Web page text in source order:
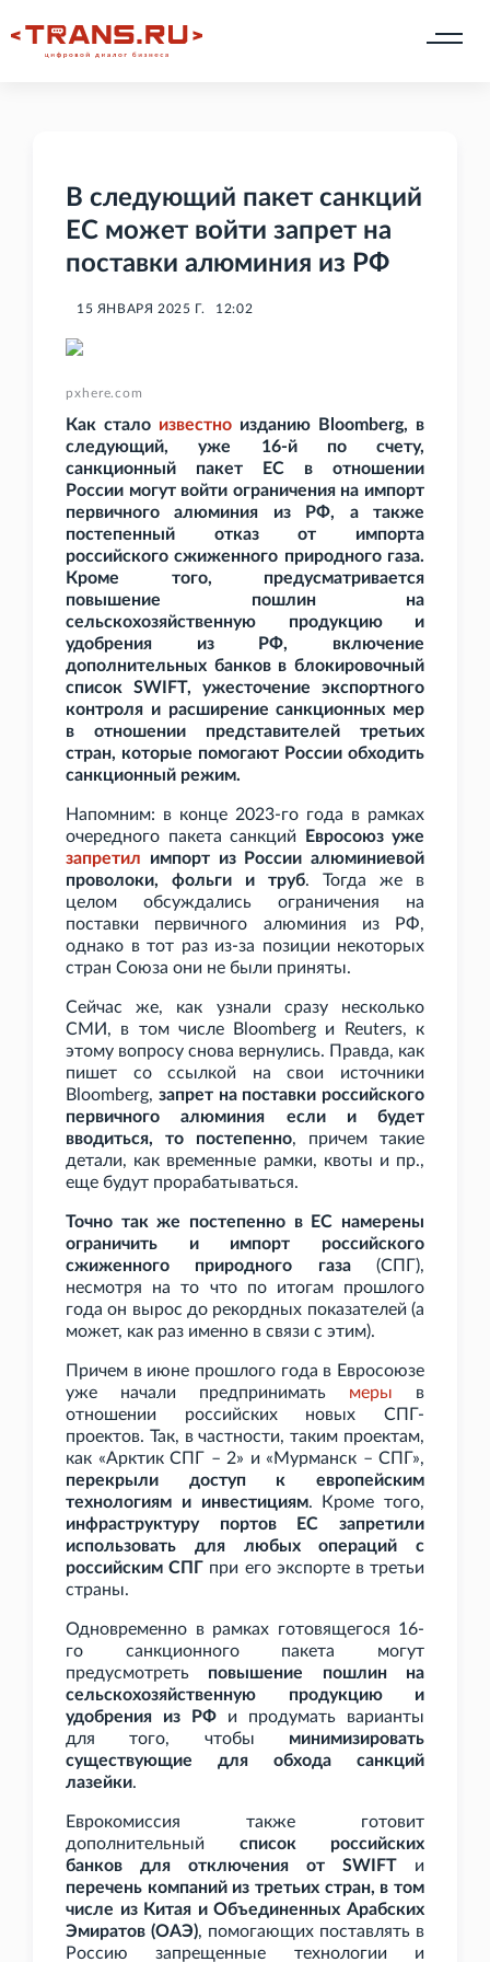
В следующий пакет санкций
ЕС может войти запрет на
поставки алюминия из РФ
15 ЯНВАРЯ 2025 Г. 12:02
pxhere.com
Как стало известно изданию Bloomberg, в
следующий, уже 16-й по счету,
санкционный пакет ЕС в отношении
России могут войти ограничения на импорт
первичного алюминия из РФ, а также
постепенный отказ от импорта
российского сжиженного природного газа.
Кроме того, предусматривается
повышение пошлин на
сельскохозяйственную продукцию и
удобрения из РФ, включение
дополнительных банков в блокировочный
список SWIFT, ужесточение экспортного
контроля и расширение санкционных мер
в отношении представителей третьих
стран, которые помогают России обходить
санкционный режим.
Напомним: в конце 2023-го года в рамках
очередного пакета санкций
Евросоюз уже
запретил импорт из России алюминиевой
проволоки, фольги и труб. Тогда же в
целом обсуждались ограничения на
поставки первичного алюминия из РФ,
однако в тот раз из-за позиции некоторых
стран Союза они не были приняты.
Сейчас же, как узнали сразу несколько
СМИ, в том числе Bloomberg и Reuters, к
этому вопросу снова вернулись. Правда, как
пишет со ссылкой на свои источники
Bloomberg, запрет на поставки российского
первичного алюминия если и будет
вводиться, то постепенно, причем такие
детали, как временные рамки, квоты и пр.,
еще будут прорабатываться.
Точно так же постепенно в ЕС намерены
ограничить и импорт российского
сжиженного природного газа(СПГ),
несмотря на то что по итогам прошлого
года он вырос до рекордных показателей (а
может, как раз именно в связи с этим).
Причем в июне прошлого года в Евросоюзе
уже начали предпринимать меры в
отношении российских новых СПГ-
проектов. Так, в частности, таким проектам,
как «Арктик СПГ – 2» и «Мурманск – СПГ»,
перекрыли доступ к европейским
технологиям и инвестициям. Кроме того,
инфраструктуру портов ЕС запретили
использовать для любых операций с
российским СПГ при его экспорте в третьи
страны.
Одновременно в рамках готовящегося 16-
го санкционного пакета могут
предусмотреть повышение пошлин на
сельскохозяйственную продукцию и
удобрения из РФ и продумать варианты
для того, чтобы минимизировать
существующие для обхода санкций
лазейки.
Еврокомиссия также готовит
дополнительный список российских
банков для отключения от SWIFT и
перечень компаний из третьих стран, в том
числе из Китая и Объединенных Арабских
Эмиратов (ОАЭ), помогающих поставлять в
Россию запрещенные технологии и